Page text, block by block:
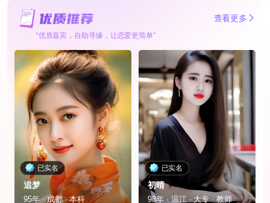
查看更多
“优质嘉宾，自助寻缘，让恋爱更简单”
已实名
追梦
95年 · 成都 · 本科
已实名
初晴
98年 · 温江 · 大专 · 教师